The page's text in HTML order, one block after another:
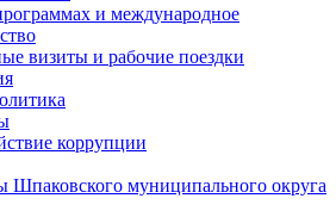
и международное
визиты и рабочие поездки
коррупции
Шпаковского муниципального округа